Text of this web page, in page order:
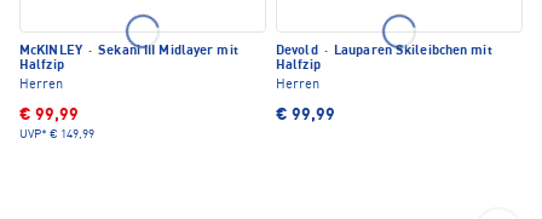
McKINLEY · Sekani III Midlayer mit
Halfzip
Herren
€ 99,99
UVP* € 149,99
Devold · Lauparen Skileibchen mit
Halfzip
Herren
€ 99,99